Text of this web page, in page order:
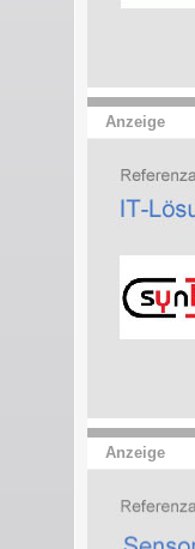
Anzeige
Anzeige